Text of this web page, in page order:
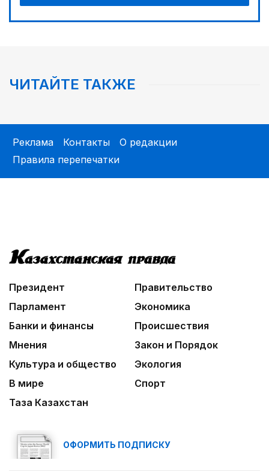
ЧИТАЙТЕ ТАКЖЕ
Реклама Контакты
О редакции
Правила перепечатки
Президент
Правительство
Парламент
Экономика
Банки и финансы
Происшествия
Мнения
Закон и Порядок
Культура и общество
Экология
В мире
Спорт
Таза Казахстан
ОФОРМИТЬ ПОДПИСКУ